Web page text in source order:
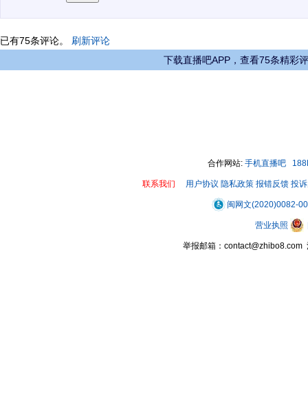
已有75条评论。 刷新评论
下载直播吧APP，查看75条精彩
合作网站: 手机直播吧
联系我们 用户协议 隐私政策 报错反馈 投
闽网文(2020)0082-
营业执照
举报邮箱：